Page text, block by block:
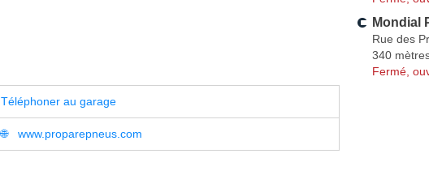
Téléphoner au garage
www.proparepneus.com
Mondial
Rue des
340
Fermé,